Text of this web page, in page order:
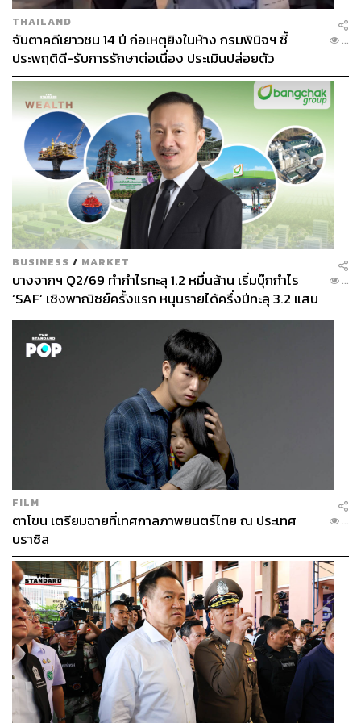
THAILAND
จับตาคดีเยาวชน 14 ปี ก่อเหตุยิงในห้าง กรมพินิจฯ ชี้
ประพฤติดี-รับการรักษาต่อเนื่อง ประเมินปล่อยตัว
...
BUSINESS / MARKET
บางจากฯ Q2/69 ทำกำไรทะลุ 1.2 หมื่นล้าน เริ่มบุ๊กกำไร
‘SAF’ เชิงพาณิชย์ครั้งแรก หนุนรายได้ครึ่งปีทะลุ 3.2 แสน
ล้าน
...
FILM
ตาโขน เตรียมฉายที่เทศกาลภาพยนตร์ไทย ณ ประเทศ
บราซิล
...